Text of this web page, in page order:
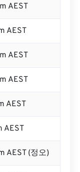
AEST
AEST
AEST
AEST
AEST
AEST
AEST (정오)